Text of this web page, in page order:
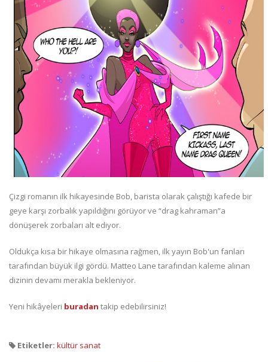
Çizgi romanın ilk hikayesinde Bob, barista olarak çalıştığı kafede bir
geye karşı zorbalık yapıldığını görüyor ve “drag kahraman”a
dönüşerek zorbaları alt ediyor.
Oldukça kısa bir hikaye olmasına rağmen, ilk yayın Bob'un fanları
tarafından büyük ilgi gördü. Matteo Lane tarafından kaleme alınan
dizinin devamı merakla bekleniyor.
Yeni hikâyeleri buradan takip edebilirsiniz!
Etiketler: kültür sanat